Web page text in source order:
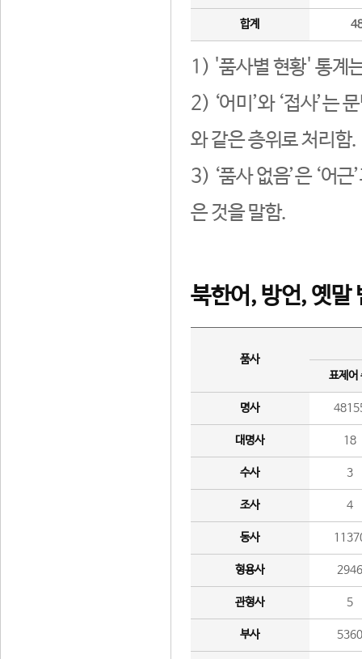
합계
1) '품사별 현황' 통계
2) ‘어미’와 ‘접사’는
와 같은 층위로 처리함.
3) ‘품사 없음’은 ‘어
은 것을 말함.
북한어, 방언, 옛말
품사
표제어
명사
대명사 18
수사 3
조사 4
동사
형용사 2946
관형사 5
부사 5360